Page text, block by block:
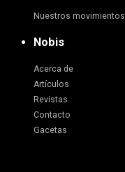
Nuestros movimientos
Nobis
Acerca de
Artículos
Revistas
Contacto
Gacetas